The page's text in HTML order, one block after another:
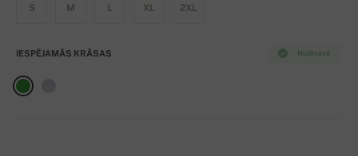
S M L XL 2XL
Noliktavā
IESPĒJAMĀS KRĀSAS